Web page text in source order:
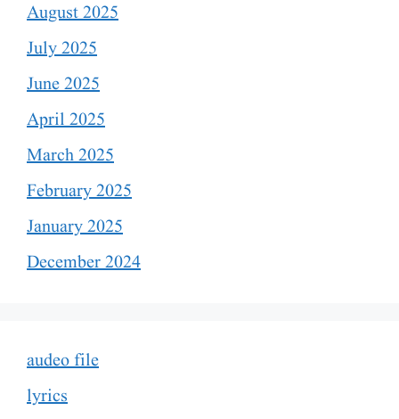
August 2025
July 2025
June 2025
April 2025
March 2025
February 2025
January 2025
December 2024
audeo file
lyrics